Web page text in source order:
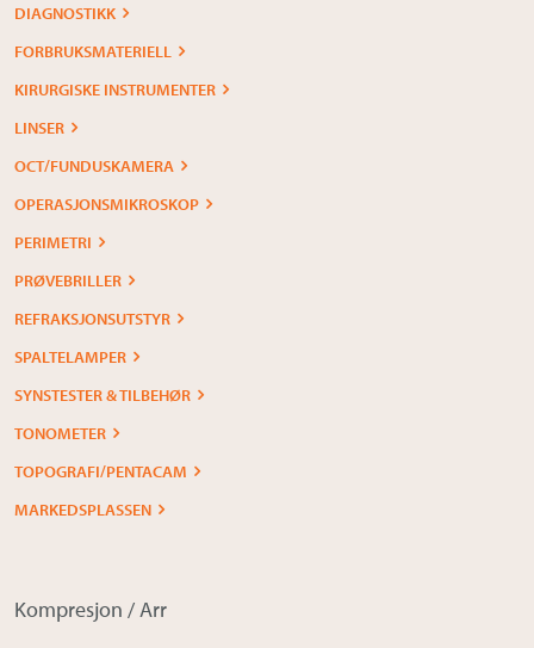
DIAGNOSTIKK
FORBRUKSMATERIELL
KIRURGISKE INSTRUMENTER
LINSER
OCT/FUNDUSKAMERA
OPERASJONSMIKROSKOP
PERIMETRI
PRØVEBRILLER
REFRAKSJONSUTSTYR
SPALTELAMPER
SYNSTESTER & TILBEHØR
TONOMETER
TOPOGRAFI/PENTACAM
MARKEDSPLASSEN
Kompresjon / Arr